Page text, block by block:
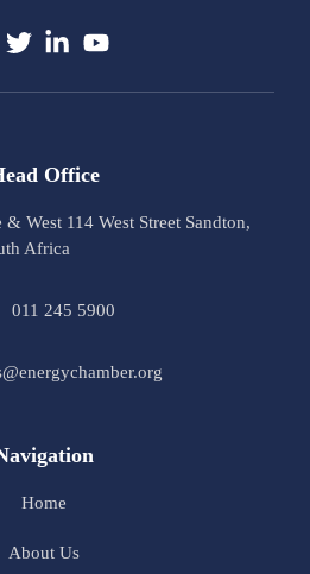
Office
West 114 West Street Sandton,
Africa
011 245 5900
Home
About Us